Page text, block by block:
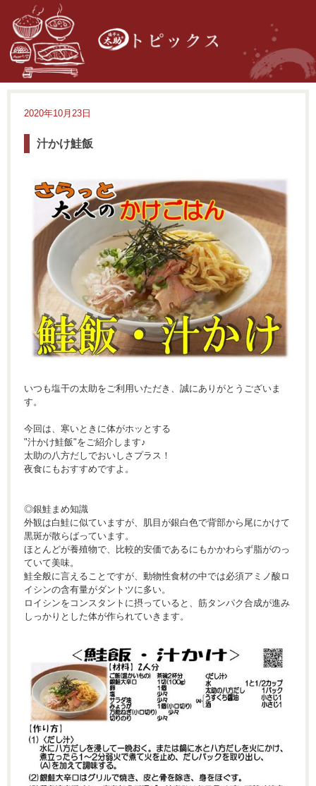
2020年10月23日
汁かけ鮭飯
いつも塩干の太助をご利用いただき、誠にありがとうございま
す。
今回は、寒いときに体がホッとする
"汁かけ鮭飯"をご紹介します♪
太助の八方だしでおいしさプラス！
夜食にもおすすめですよ。
◎銀鮭まめ知識
外観は白鮭に似ていますが、肌目が銀白色で背部から尾にかけて
黒斑が散らばっています。
ほとんどが養殖物で、比較的安価であるにもかかわらず脂がのっ
ていて美味。
鮭全般に言えることですが、動物性食材の中では必須アミノ酸ロ
イシンの含有量がダントツに多い。
ロイシンをコンスタントに摂っていると、筋タンパク合成が進み
しっかりとした体が作られていきます。